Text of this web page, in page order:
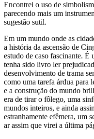
Encontrei o uso de
parecendo mais um
sugestão sutil.
Em um mundo onde as
a história da ascensão de
estudo de caso fascinante.
tenha sido livro ler
desenvolvimento de trama
como uma tarefa árdua para
e a construção do mundo
era de tirar o fôlego, uma
mundos inteiros, e ainda
estranhamente efêmera, um
ar assim que virei a última